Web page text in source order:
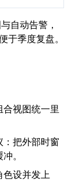
自动告警，
于季度复盘。
视图统一里
把外部时窗
。
色设并发上